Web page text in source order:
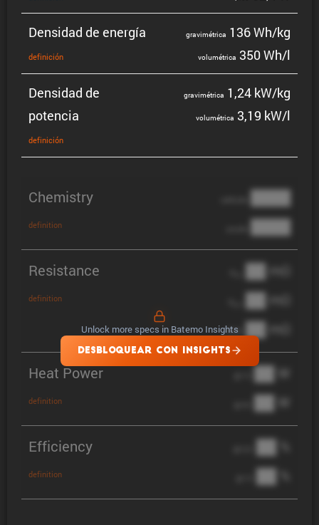
Densidad de energía
defini­ción
gravi­mé­trica 136 Wh/kg
volumé­trica 350 Wh/l
Densidad de
potencia
defini­ción
gravi­mé­trica 1,24 kW/kg
volumé­trica 3,19 kW/l
Chemistry
definition
████
████
Resistance
definition
██ mΩ
██ mΩ
DCIR ██ mΩ
Heat Power
definition
██ W
██ W
Efficiency
definition
██ %
██ %
Unlock more specs in Batemo Insights
DESBLOQUEAR CON INSIGHTS